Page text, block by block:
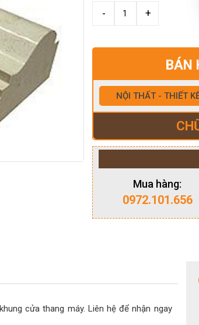
BÁN
NỘI THẤT - THIẾT
Mua hàng:
0972.101.656
cửa thang máy. Liên hệ để nhận ngay